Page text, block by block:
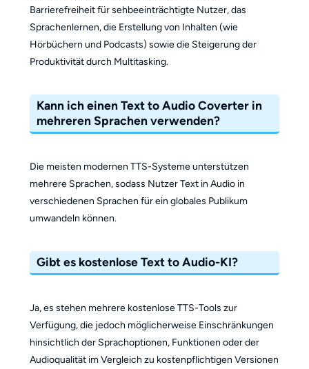
Barrierefreiheit für sehbeeinträchtigte Nutzer, das
Sprachenlernen, die Erstellung von Inhalten (wie
Hörbüchern und Podcasts) sowie die Steigerung der
Produktivität durch Multitasking.
Kann ich einen Text to Audio Coverter in
mehreren Sprachen verwenden?
Die meisten modernen TTS-Systeme unterstützen
mehrere Sprachen, sodass Nutzer Text in Audio in
verschiedenen Sprachen für ein globales Publikum
umwandeln können.
Gibt es kostenlose Text to Audio-KI?
Ja, es stehen mehrere kostenlose TTS-Tools zur
Verfügung, die jedoch möglicherweise Einschränkungen
hinsichtlich der Sprachoptionen, Funktionen oder der
Audioqualität im Vergleich zu kostenpflichtigen Versionen